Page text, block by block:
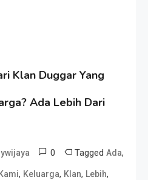
Klan Duggar Yang
Ada Lebih Dari
0 Tagged Ada,
Kami, Keluarga, Klan, Lebih,